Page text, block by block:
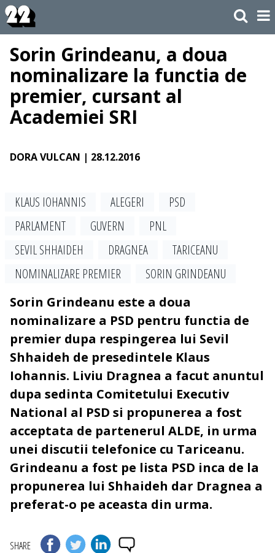
Sorin Grindeanu, a doua
nominalizare la functia de
premier, cursant al
Academiei SRI
DORA VULCAN | 28.12.2016
KLAUS IOHANNIS ALEGERI
PSD
PARLAMENT
GUVERN
PNL
SEVIL SHHAIDEH
DRAGNEA
TARICEANU
NOMINALIZARE PREMIER
SORIN GRINDEANU
Sorin Grindeanu este a doua
nominalizare a PSD pentru functia de
premier dupa respingerea lui Sevil
Shhaideh de presedintele Klaus
Iohannis. Liviu Dragnea a facut anuntul
dupa sedinta Comitetului Executiv
National al PSD si propunerea a fost
acceptata de partenerul ALDE, in urma
unei discutii telefonice cu Tariceanu.
Grindeanu a fost pe lista PSD inca de la
propunerea lui Shhaideh dar Dragnea a
preferat-o pe aceasta din urma.
SHARE